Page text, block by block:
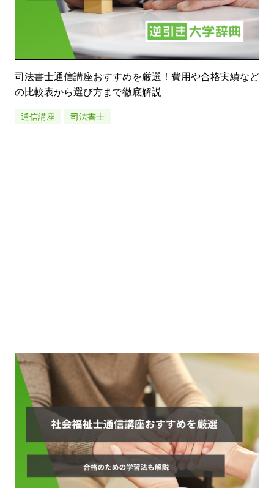
司法書士通信講座おすすめを厳選！費用や合格実績など
の比較表から選び方まで徹底解説
通信講座 司法書士